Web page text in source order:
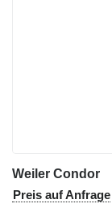
Weiler Condor
Preis auf Anfrage